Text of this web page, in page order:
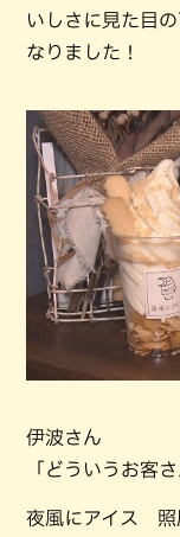
いしさに見た目
なりました！
伊波さん
「どういうお客
夜風にアイス 照